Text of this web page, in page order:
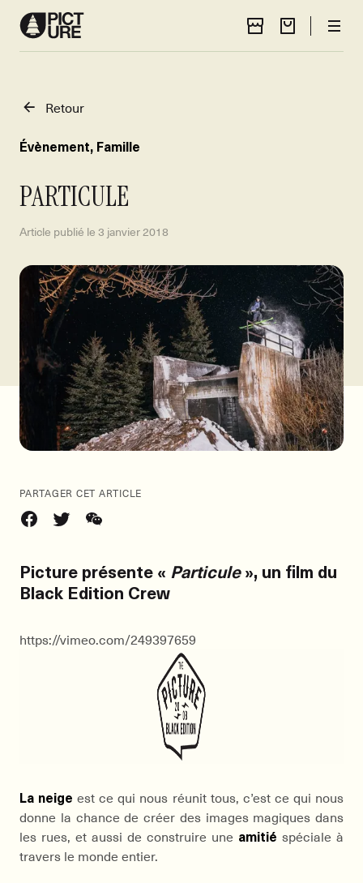
Localisateur
Panier
Retour
Évènement, Famille
PARTICULE
Article publié le3 janvier 2018
PARTAGER CET ARTICLE
Picture présente « Particule», un film du
Black Edition Crew
https://vimeo.com/249397659
La neige est ce qui nous réunit tous, c’est ce qui nous
donne la chance de créer des images magiques dans
les rues, et aussi de construire une amitié spéciale à
travers le monde entier.